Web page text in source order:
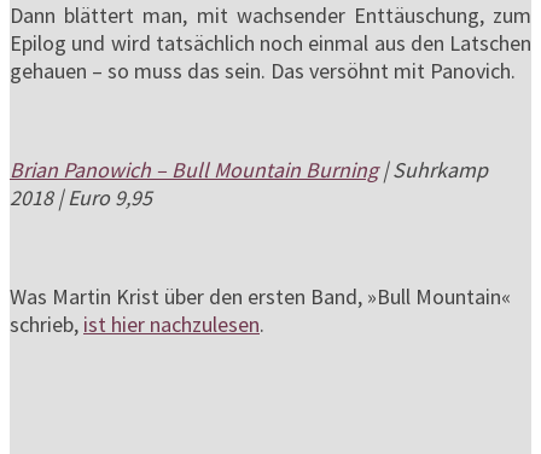
Dann blättert man, mit wachsender Enttäuschung, zum
Epilog und wird tatsächlich noch einmal aus den Latschen
gehauen – so muss das sein. Das versöhnt mit Panovich.
Brian Panowich – Bull Mountain Burning| Suhrkamp
2018 | Euro 9,95
Was Martin Krist über den ersten Band, »Bull Mountain«
schrieb, ist hier nachzulesen.